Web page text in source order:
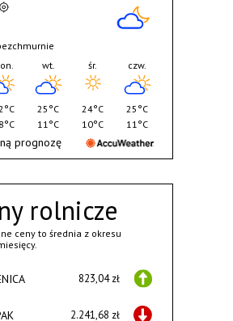
rolnicze
ceny to średnia z okresu
823,04 zł
2.241,68 zł
wt.
25°C
11°C
śr.
24°C
10°C
czw.
25°C
11°C
prognozę